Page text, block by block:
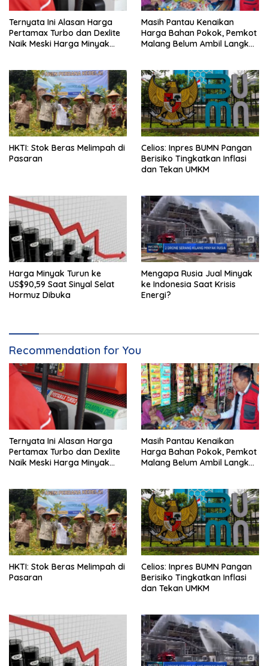
Ternyata Ini Alasan Harga
Pertamax Turbo dan Dexlite
Naik Meski Harga Minyak
Masih Pantau Kenaikan
Harga Bahan Pokok, Pemkot
Malang Belum Ambil Langkah
HKTI: Stok Beras Melimpah di
Pasaran
Celios: Inpres BUMN Pangan
Berisiko Tingkatkan Inflasi
dan Tekan UMKM
Harga Minyak Turun ke
US$90,59 Saat Sinyal Selat
Hormuz Dibuka
Mengapa Rusia Jual Minyak
ke Indonesia Saat Krisis
Energi?
Recommendation for You
Ternyata Ini Alasan Harga
Pertamax Turbo dan Dexlite
Naik Meski Harga Minyak
Masih Pantau Kenaikan
Harga Bahan Pokok, Pemkot
Malang Belum Ambil Langkah
HKTI: Stok Beras Melimpah di
Pasaran
Celios: Inpres BUMN Pangan
Berisiko Tingkatkan Inflasi
dan Tekan UMKM